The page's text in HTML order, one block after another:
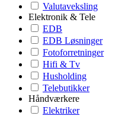
Valutaveksling
Elektronik & Tele
EDB
EDB Løsninger
Fotoforretninger
Hifi & Tv
Husholding
Telebutikker
Håndværkere
Elektriker